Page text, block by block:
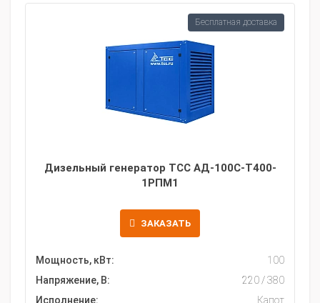
Дизельный генератор ТСС АД-100С-Т400-
1РПМ1
ЗАКАЗАТЬ
Мощность, кВт:
100
Напряжение, В:
220 / 380
Исполнение:
Капот
Бесплатная доставка